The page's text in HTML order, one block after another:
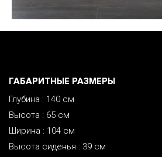
ГАБАРИТНЫЕ РАЗМЕРЫ
Глубина : 140 см
Высота : 65 см
Ширина : 104 см
Высота сиденья : 39 см